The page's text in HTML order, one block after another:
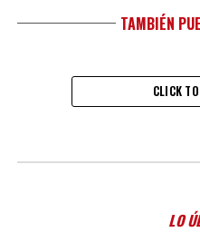
TAMBIÉN
CLICK
LO